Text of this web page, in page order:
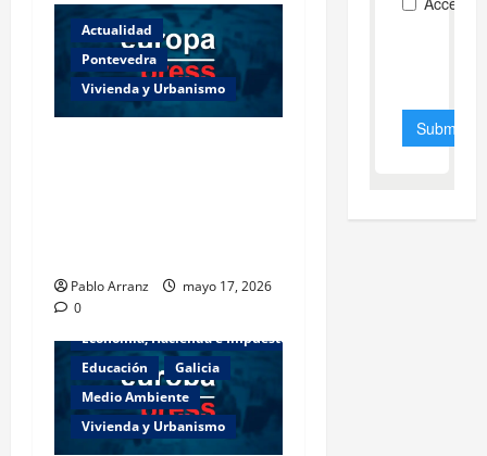
Actualidad
Pontevedra
Vivienda y Urbanismo
Pablo Arranz
mayo 17, 2026
0
Economía, Hacienda e Impuestos
Educación
Galicia
Medio Ambiente
Vivienda y Urbanismo